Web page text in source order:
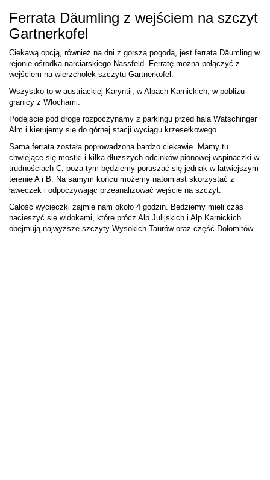
Ferrata Däumling z wejściem na szczyt
Gartnerkofel
Ciekawą opcją, również na dni z gorszą pogodą, jest ferrata Däumling w
rejonie ośrodka narciarskiego Nassfeld. Ferratę można połączyć z
wejściem na wierzchołek szczytu Gartnerkofel.
Wszystko to w austriackiej Karyntii, w Alpach Karnickich, w pobliżu
granicy z Włochami.
Podejście pod drogę rozpoczynamy z parkingu przed halą Watschinger
Alm i kierujemy się do górnej stacji wyciągu krzesełkowego.
Sama ferrata została poprowadzona bardzo ciekawie. Mamy tu
chwiejące się mostki i kilka dłuższych odcinków pionowej wspinaczki w
trudnościach C, poza tym będziemy poruszać się jednak w łatwiejszym
terenie A i B. Na samym końcu możemy natomiast skorzystać z
ławeczek i odpoczywając przeanalizować wejście na szczyt.
Całość wycieczki zajmie nam około 4 godzin. Będziemy mieli czas
nacieszyć się widokami, które prócz Alp Julijskich i Alp Karnickich
obejmują najwyższe szczyty Wysokich Taurów oraz część Dolomitów.